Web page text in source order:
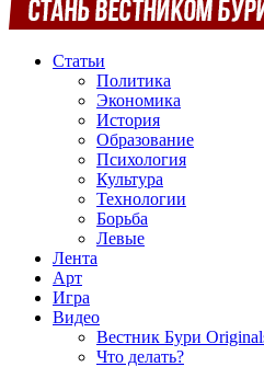
Статьи
Политика
Экономика
История
Образование
Психология
Культура
Технологии
Борьба
Левые
Лента
Арт
Игра
Видео
Вестник Бури
Что делать?